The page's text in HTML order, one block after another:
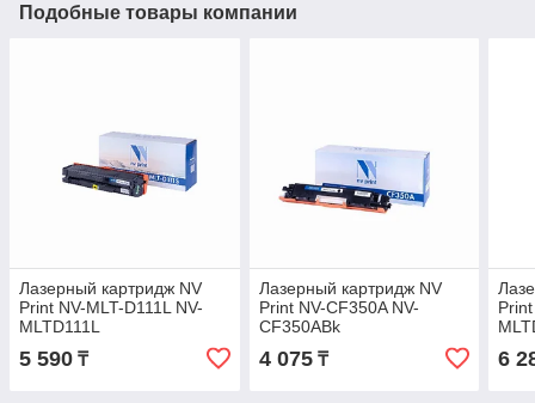
Подобные товары компании
Лазерный картридж NV
Print NV-MLT-D111L NV-
MLTD111L
5 590 ₸
Лазерный картридж NV
Print NV-CF350A NV-
CF350ABk
4 075₸ 6